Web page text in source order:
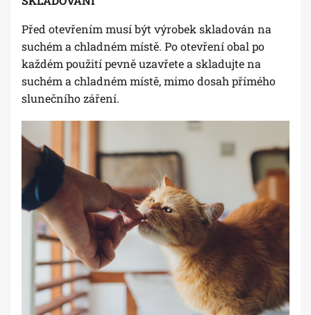
Před otevřením musí být výrobek skladován na
suchém a chladném místě. Po otevření obal po
každém použití pevně uzavřete a skladujte na
suchém a chladném místě, mimo dosah přímého
slunečního záření.